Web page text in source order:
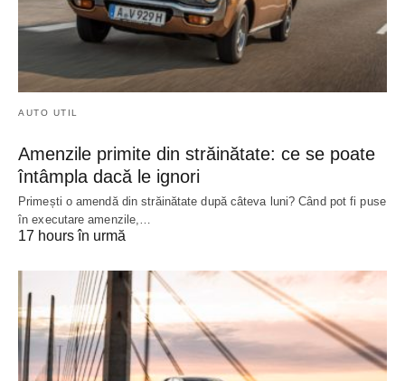
AUTO UTIL
Amenzile primite din străinătate: ce se poate
întâmpla dacă le ignori
Primești o amendă din străinătate după câteva luni? Când pot fi puse
în executare amenzile,…
17 hours în urmă